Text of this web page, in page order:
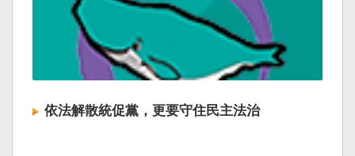
依法解散統促黨，更要守住民主法治